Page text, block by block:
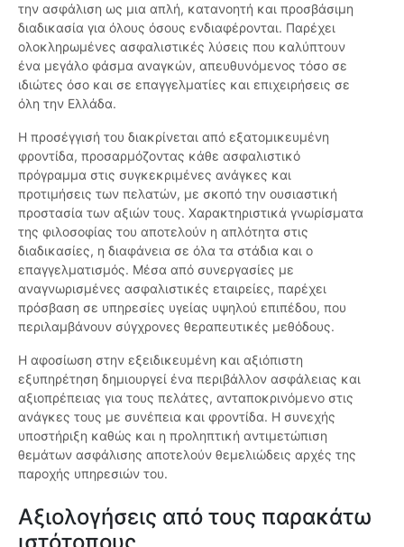
την ασφάλιση ως μια απλή, κατανοητή και προσβάσιμη
διαδικασία για όλους όσους ενδιαφέρονται. Παρέχει
ολοκληρωμένες ασφαλιστικές λύσεις που καλύπτουν
ένα μεγάλο φάσμα αναγκών, απευθυνόμενος τόσο σε
ιδιώτες όσο και σε επαγγελματίες και επιχειρήσεις σε
όλη την Ελλάδα.
Η προσέγγισή του διακρίνεται από εξατομικευμένη
φροντίδα, προσαρμόζοντας κάθε ασφαλιστικό
πρόγραμμα στις συγκεκριμένες ανάγκες και
προτιμήσεις των πελατών, με σκοπό την ουσιαστική
προστασία των αξιών τους. Χαρακτηριστικά γνωρίσματα
της φιλοσοφίας του αποτελούν η απλότητα στις
διαδικασίες, η διαφάνεια σε όλα τα στάδια και ο
επαγγελματισμός. Μέσα από συνεργασίες με
αναγνωρισμένες ασφαλιστικές εταιρείες, παρέχει
πρόσβαση σε υπηρεσίες υγείας υψηλού επιπέδου, που
περιλαμβάνουν σύγχρονες θεραπευτικές μεθόδους.
Η αφοσίωση στην εξειδικευμένη και αξιόπιστη
εξυπηρέτηση δημιουργεί ένα περιβάλλον ασφάλειας και
αξιοπρέπειας για τους πελάτες, ανταποκρινόμενο στις
ανάγκες τους με συνέπεια και φροντίδα. Η συνεχής
υποστήριξη καθώς και η προληπτική αντιμετώπιση
θεμάτων ασφάλισης αποτελούν θεμελιώδεις αρχές της
παροχής υπηρεσιών του.
Αξιολογήσεις από τους παρακάτω